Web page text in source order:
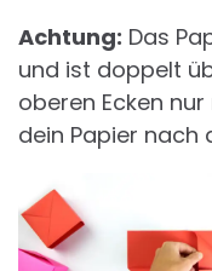
Achtung: Das
und ist doppelt
oberen Ecken
dein Papier nach